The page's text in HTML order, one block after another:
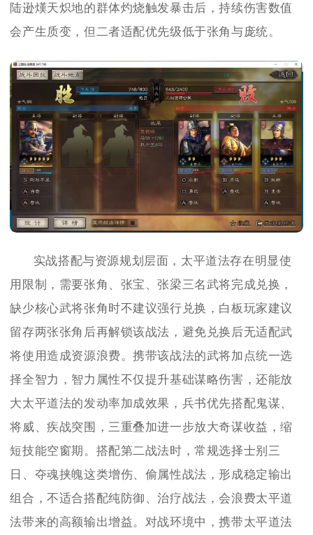
陆逊熯天炽地的群体灼烧触发暴击后，持续伤害数值
会产生质变，但二者适配优先级低于张角与庞统。
实战搭配与资源规划层面，太平道法存在明显使
用限制，需要张角、张宝、张梁三名武将完成兑换，
缺少核心武将张角时不建议强行兑换，白板玩家建议
留存两张张角后再解锁该战法，避免兑换后无适配武
将使用造成资源浪费。携带该战法的武将加点统一选
择全智力，智力属性不仅提升基础谋略伤害，还能放
大太平道法的发动率加成效果，兵书优先搭配鬼谋、
将威、疾战突围，三重叠加进一步放大奇谋收益，缩
短技能空窗期。搭配第二战法时，常规选择士别三
日、夺魂挟魄这类增伤、偷属性战法，形成稳定输出
组合，不适合搭配纯防御、治疗战法，会浪费太平道
法带来的高额输出增益。对战环境中，携带太平道法